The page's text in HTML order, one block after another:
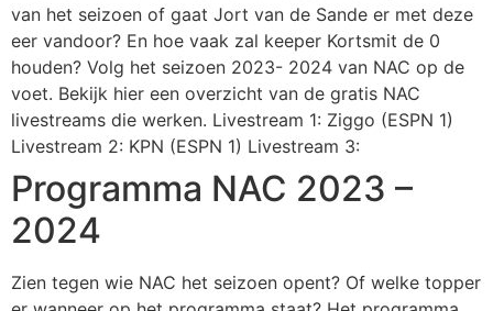
van het seizoen of gaat Jort van de Sande er met deze
eer vandoor? En hoe vaak zal keeper Kortsmit de 0
houden? Volg het seizoen 2023- 2024 van NAC op de
voet. Bekijk hier een overzicht van de gratis NAC
livestreams die werken. Livestream 1: Ziggo (ESPN 1)
Livestream 2: KPN (ESPN 1) Livestream 3:
Programma NAC 2023 –
2024
Zien tegen wie NAC het seizoen opent? Of welke topper